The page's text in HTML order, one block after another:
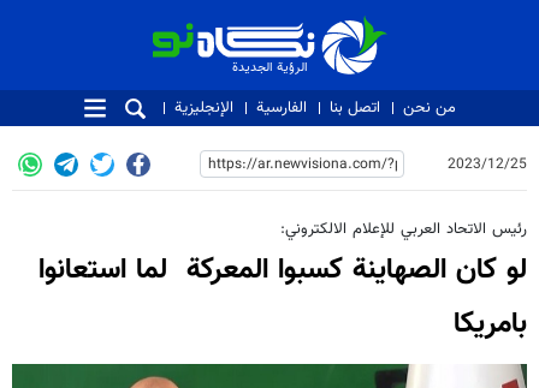
الرؤية الجديدة
الرؤية الجديدة
من نحن اتصل بنا الفارسية الإنجليزية
2023/12/25
رئيس الاتحاد العربي للإعلام الالكتروني:
لو كان الصهاينة كسبوا المعركة لما استعانوا
بامريكا